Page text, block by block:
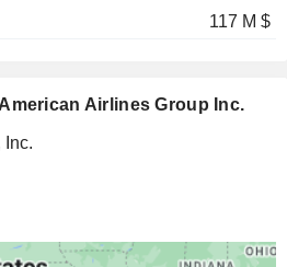
117 M $
Airlines Group Inc.
Inc.